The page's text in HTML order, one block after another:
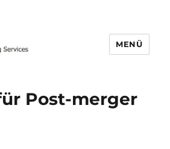
| Carve-out
MENÜ
Post-merger